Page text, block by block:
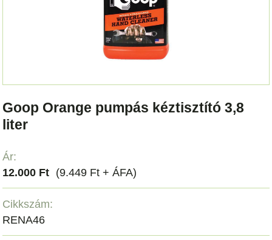
Goop Orange pumpás kéztisztító 3,8
liter
Ár:
12.000 Ft (9.449 Ft + ÁFA)
Cikkszám:
RENA46